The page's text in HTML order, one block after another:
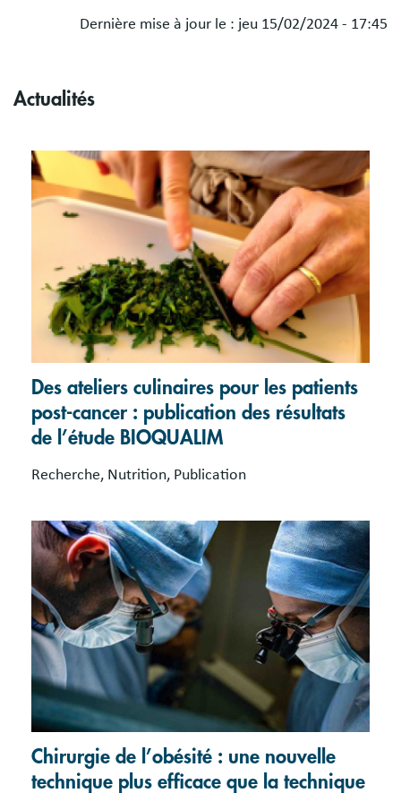
Dernière mise à jour le : jeu 15/02/2024 - 17:45
Actualités
Des ateliers culinaires pour les patients
post-cancer : publication des résultats
de l’étude BIOQUALIM
Recherche, Nutrition, Publication
Chirurgie de l’obésité : une nouvelle
technique plus efficace que la technique